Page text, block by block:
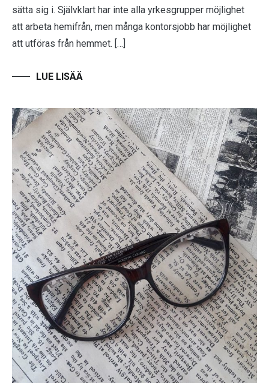
sätta sig i. Självklart har inte alla yrkesgrupper möjlighet
att arbeta hemifrån, men många kontorsjobb har möjlighet
att utföras från hemmet. […]